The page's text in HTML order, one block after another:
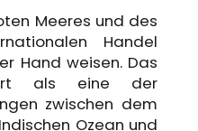
Meeres und des
Handel
Hand weisen. Das
als eine der
zwischen dem
Ozean und